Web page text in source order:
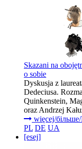
Skazani na
o sobie
Dyskusja z
Dedeciusa.
Quinkenstein,
oraz Andrzej
więcej/
PL DE UA
[esej]